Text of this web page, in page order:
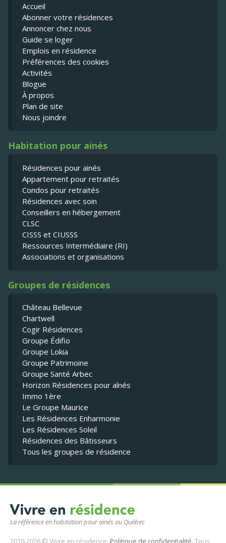
La référence en habitation pour ainés au Québec
2010-2026 © Vivre en résidence. Politique de confidentialité. Tous
Accueil
Abonner votre résidences
Annoncer chez nous
Guide se loger
Emplois en résidence
Préférences des cookies
Activités
Blogue
À propos
Plan de site
Nous joindre
Habitation pour ainés
Résidences pour ainés
Appartement pour retraités
Condos pour retraités
Résidences avec soin
Conseillers en hébergement
CLSC
CISSS et CIUSSS
Ressources Intermédiaire (RI)
Associations et organisations
Groupes de résidences
Château Bellevue
Chartwell
Cogir Résidences
Groupe Édifio
Groupe Lokia
Groupe Patrimoine
Groupe Santé Arbec
Horizon Résidences pour aînés
Immo 1ère
Le Groupe Maurice
Les Résidences Enharmonie
Les Résidences Soleil
Résidences des Bâtisseurs
Tous les groupes de résidence